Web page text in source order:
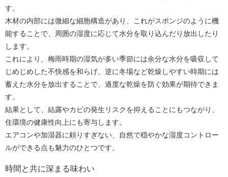
す。
木材の内部には微細な細胞構造があり、これがスポンジのように機
能することで、周囲の湿度に応じて水分を取り込んだり放出したり
します。
これにより、梅雨時期の湿気が多い季節には余分な水分を吸収して
じめじめした不快感を和らげ、逆に冬場など乾燥しやすい時期には
蓄えた水分を放出することで、過度な乾燥を防ぐ効果が期待できま
す。
結果として、結露やカビの発生リスクを抑えることにもつながり、
住環境の健康性向上にも寄与します。
エアコンや加湿器に頼りすぎない、自然で穏やかな湿度コントロー
ルができる点も魅力のひとつです。
時間と共に深まる味わい